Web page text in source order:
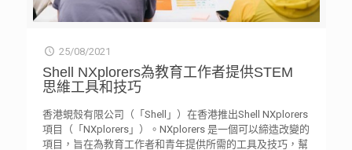
25/08/2021
Shell NXplorers為教育工作者提供STEM
思維工具和技巧
香港蜆殼有限公司（「Shell」）在香港推出Shell NXplorers
項目（「NXplorers」）。NXplorers 是一個可以締造改變的
項目，旨在為教育工作者和青年提供所需的工具及技巧，幫